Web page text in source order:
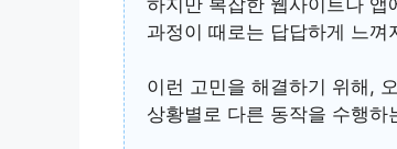
과정이 때로는 답답하게 느껴
이런 고민을 해결하기 위해,
상황별로 다른 동작을 수행